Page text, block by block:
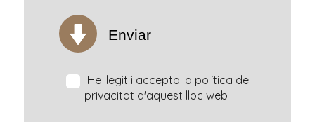
Enviar
He llegit i accepto la política de
privacitat d'aquest lloc web.